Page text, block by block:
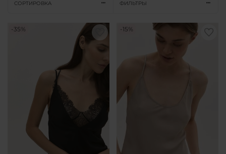
СОРТИРОВКА ФИЛЬТРЫ
-35% -15%